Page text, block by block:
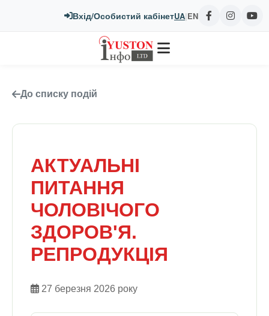
Вхід/Особистий кабінетUA|EN
До списку подій
АКТУАЛЬНІ
ПИТАННЯ
ЧОЛОВІЧОГО
ЗДОРОВ'Я.
РЕПРОДУКЦІЯ
27 березня 2026 року